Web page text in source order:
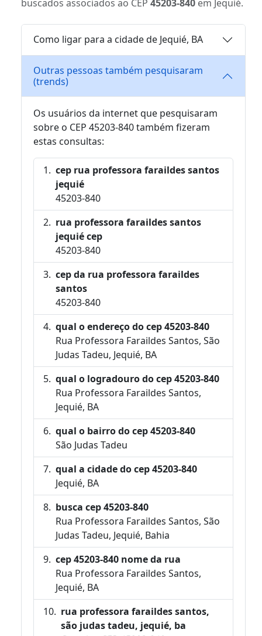
buscados associados ao CEP 45203-840 em Jequié.
Como ligar para a cidade de Jequié, BA
Outras pessoas também pesquisaram
(trends)
Os usuários da internet que pesquisaram
sobre o CEP 45203-840 também fizeram
estas consultas:
cep rua professora faraildes santos
jequié
45203-840
rua professora faraildes santos
jequié cep
45203-840
cep da rua professora faraildes
santos
45203-840
qual o endereço do cep 45203-840
Rua Professora Faraildes Santos, São
Judas Tadeu, Jequié, BA
qual o logradouro do cep 45203-840
Rua Professora Faraildes Santos,
Jequié, BA
qual o bairro do cep 45203-840
São Judas Tadeu
qual a cidade do cep 45203-840
Jequié, BA
busca cep 45203-840
Rua Professora Faraildes Santos, São
Judas Tadeu, Jequié, Bahia
cep 45203-840 nome da rua
Rua Professora Faraildes Santos,
Jequié, BA
rua professora faraildes santos,
são judas tadeu, jequié, ba